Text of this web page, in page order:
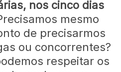
nos cinco dias
mesmo
de precisarmos
ou concorrentes?
respeitar os